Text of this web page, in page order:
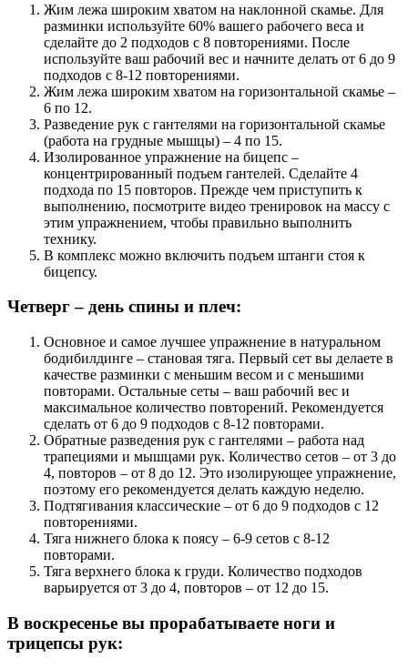
Жим лежа широким хватом на наклонной скамье. Для
разминки используйте 60% вашего рабочего веса и
сделайте до 2 подходов с 8 повторениями. После
используйте ваш рабочий вес и начните делать от 6 до 9
подходов с 8-12 повторениями.
Жим лежа широким хватом на горизонтальной скамье –
6 по 12.
Разведение рук с гантелями на горизонтальной скамье
(работа на грудные мышцы) – 4 по 15.
Изолированное упражнение на бицепс –
концентрированный подъем гантелей. Сделайте 4
подхода по 15 повторов. Прежде чем приступить к
выполнению, посмотрите видео тренировок на массу с
этим упражнением, чтобы правильно выполнить
технику.
В комплекс можно включить подъем штанги стоя к
бицепсу.
Четверг – день спины и плеч:
Основное и самое лучшее упражнение в натуральном
бодибилдинге – становая тяга. Первый сет вы делаете в
качестве разминки с меньшим весом и с меньшими
повторами. Остальные сеты – ваш рабочий вес и
максимальное количество повторений. Рекомендуется
сделать от 6 до 9 подходов с 8-12 повторами.
Обратные разведения рук с гантелями – работа над
трапециями и мышцами рук. Количество сетов – от 3 до
4, повторов – от 8 до 12. Это изолирующее упражнение,
поэтому его рекомендуется делать каждую неделю.
Подтягивания классические – от 6 до 9 подходов с 12
повторениями.
Тяга нижнего блока к поясу – 6-9 сетов с 8-12
повторами.
Тяга верхнего блока к груди. Количество подходов
варьируется от 3 до 4, повторов – от 12 до 15.
В воскресенье вы прорабатываете ноги и
трицепсы рук: